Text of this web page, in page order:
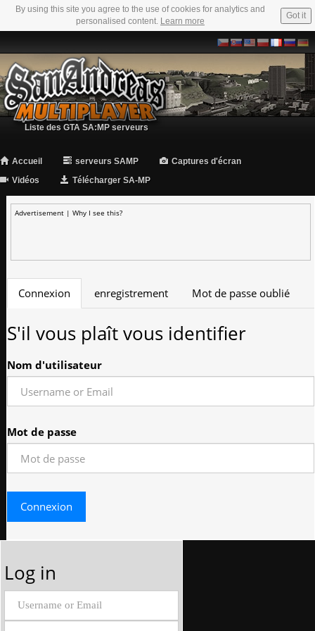
By using this site you agree to the use of cookies for analytics and
personalised content. Learn more
Got it
Liste des GTA SA:MP serveurs
Accueil serveurs SAMP
Captures d'écran
Vidéos
Télécharger SA-MP
Advertisement | Why I see this?
Connexion enregistrement Mot de passe oublié
S'il vous plaît vous identifier
Nom d'utilisateur
Mot de passe
Log in